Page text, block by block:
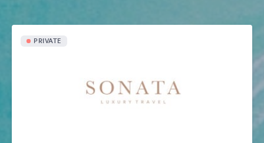
PRIVATE